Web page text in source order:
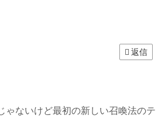
返信
ゃないけど最初の新しい召喚法のテ